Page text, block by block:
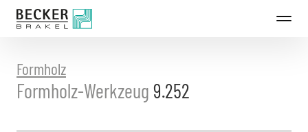
Direkt
Formholz
Formholz-Werkzeug 9.252